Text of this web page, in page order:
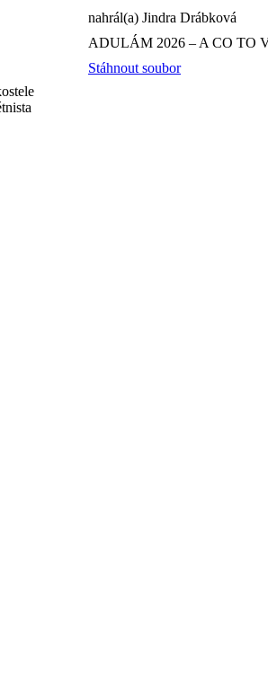
nahrál(a) Jindra Drábková
ADULÁM 2026 – A CO TO
Stáhnout soubor